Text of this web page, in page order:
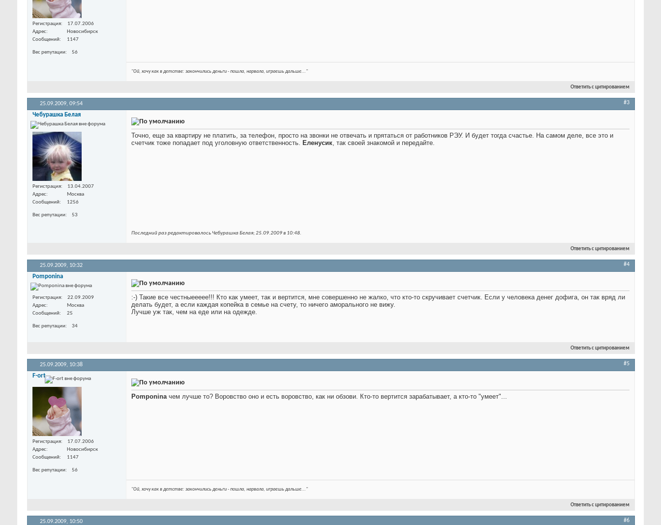
Регистрация
17.07.2006
Адрес
Новосибирск
Сообщений
1147
Вес репутации 56
"Ой, хочу как в детстве: закончились деньги - пошла, нарвала, играешь дальше..."
Ответить с цитированием
25.09.2009, 09:54 #3
Чебурашка Белая
Регистрация
13.04.2007
Адрес
Москва
Сообщений
1256
Вес репутации 53
Точно, еще за квартиру не платить, за телефон, просто на звонки не отвечать и прятаться от работников РЭУ. И будет тогда счастье. На самом деле, все это и
счетчик тоже попадает под уголовную ответственность. Еленусик, так своей знакомой и передайте.
Последний раз редактировалось Чебурашка Белая; 25.09.2009 в 10:48.
Ответить с цитированием
25.09.2009, 10:32 #4
Pomponina
Регистрация
22.09.2009
Адрес
Москва
Сообщений
25
Вес репутации 34
:-) Такие все честныеееее!!! Кто как умеет, так и вертится, мне совершенно не жалко, что кто-то скручивает счетчик. Если у человека денег дофига, он так вряд ли
делать будет, а если каждая копейка в семье на счету, то ничего аморального не вижу.
Лучше уж так, чем на еде или на одежде.
Ответить с цитированием
25.09.2009, 10:38 #5
F-ort
Регистрация
17.07.2006
Адрес
Новосибирск
Сообщений
1147
Вес репутации 56
Pomponinaчем лучше то? Воровство оно и есть воровство, как ни обзови. Кто-то вертится зарабатывает, а кто-то "умеет"...
"Ой, хочу как в детстве: закончились деньги - пошла, нарвала, играешь дальше..."
Ответить с цитированием
25.09.2009, 10:50 #6